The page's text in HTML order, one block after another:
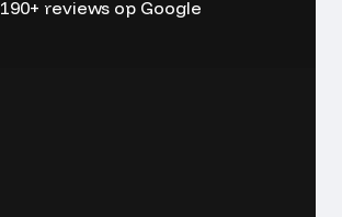
190+ reviews op Google